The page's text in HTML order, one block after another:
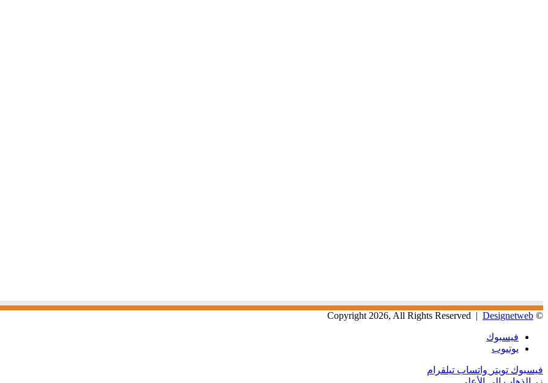
© Copyright 2026, All Rights Reserved |
Designetweb
فيسبوك
يوتيوب
فيسبوك تويتر واتساب تيلقرام